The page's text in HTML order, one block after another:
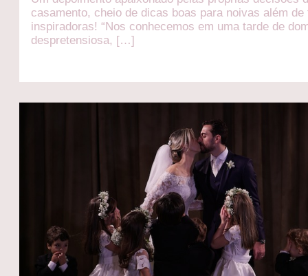
casamento, cheio de dicas boas para noivas além de
inspiradoras! “Nos conhecemos em uma tarde de
despretensiosa, […]